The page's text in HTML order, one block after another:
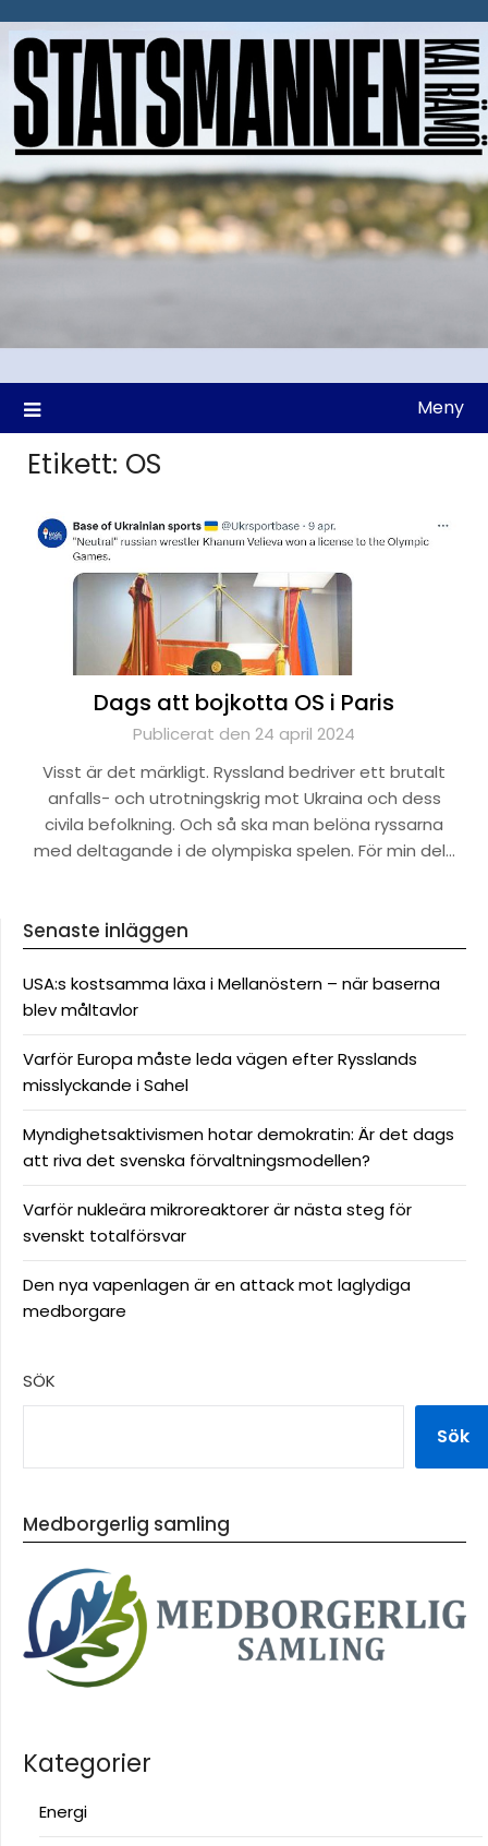
till
Meny
Etikett: OS
Dags att bojkotta OS i Paris
Publicerat den 24 april 2024
Visst är det märkligt. Ryssland bedriver ett brutalt
anfalls- och utrotningskrig mot Ukraina och dess
civila befolkning. Och så ska man belöna ryssarna
med deltagande i de olympiska spelen. För min del…
Senaste inläggen
USA:s kostsamma läxa i Mellanöstern – när baserna
blev måltavlor
Varför Europa måste leda vägen efter Rysslands
misslyckande i Sahel
Myndighetsaktivismen hotar demokratin: Är det dags
att riva det svenska förvaltningsmodellen?
Varför nukleära mikroreaktorer är nästa steg för
svenskt totalförsvar
Den nya vapenlagen är en attack mot laglydiga
medborgare
SÖK
Sök
Medborgerlig samling
Kategorier
Energi